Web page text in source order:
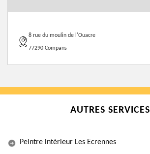
8 rue du moulin de l'Ouacre
77290 Compans
AUTRES SERVICES
Peintre intérieur Les Ecrennes